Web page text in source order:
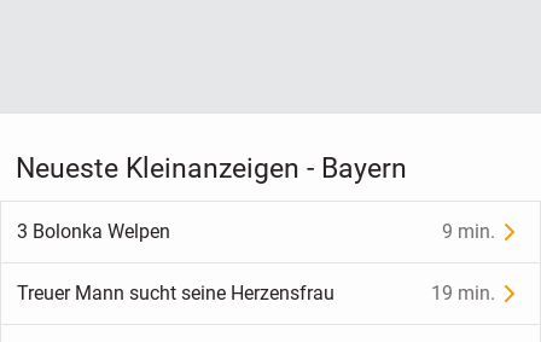
Neueste Kleinanzeigen - Bayern
3 Bolonka Welpen 9 min.
Treuer Mann sucht seine Herzensfrau 19 min.